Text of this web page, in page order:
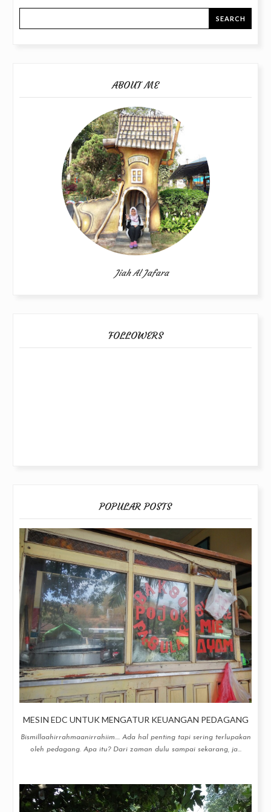
ABOUT ME
Jiah Al Jafara
FOLLOWERS
POPULAR POSTS
MESIN EDC UNTUK MENGATUR KEUANGAN PEDAGANG
Bismillaahirrahmaanirrahiim.... Ada hal penting tapi sering terlupakan
oleh pedagang. Apa itu? Dari zaman dulu sampai sekarang, ja...